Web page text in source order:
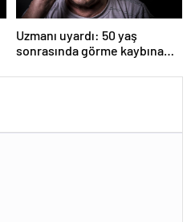
Uzmanı uyardı: 50 yaş
sonrasında görme kaybına